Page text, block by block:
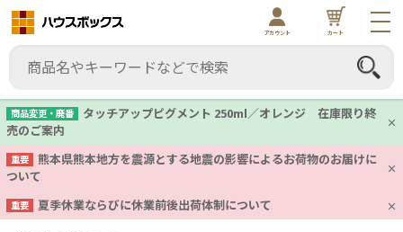
商品変更・廃番
タッチアップピグメント 250ml／オレンジ 在庫限り終
売のご案内
重要
熊本県熊本地方を震源とする地震の影響によるお荷物のお届けに
ついて
重要 夏季休業ならびに休業前後出荷体制について
アカウント カート